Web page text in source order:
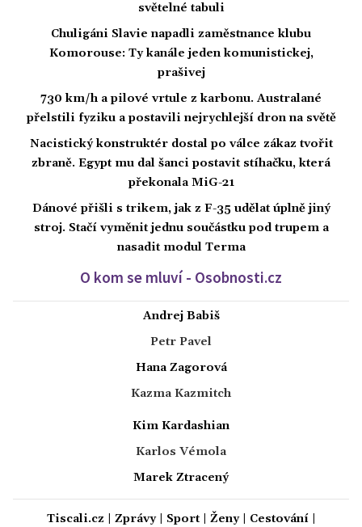
světelné tabuli
Chuligáni Slavie napadli zaměstnance klubu
Komorouse: Ty kanále jeden komunistickej,
prašivej
730 km/h a pilové vrtule z karbonu. Australané
přelstili fyziku a postavili nejrychlejší dron na světě
Nacistický konstruktér dostal po válce zákaz tvořit
zbraně. Egypt mu dal šanci postavit stíhačku, která
překonala MiG-21
Dánové přišli s trikem, jak z F-35 udělat úplně jiný
stroj. Stačí vyměnit jednu součástku pod trupem a
nasadit modul Terma
O kom se mluví - Osobnosti.cz
Andrej Babiš
Petr Pavel
Hana Zagorová
Kazma Kazmitch
Kim Kardashian
Karlos Vémola
Marek Ztracený
Tiscali.cz Zprávy| Sport| Ženy| Cestování|